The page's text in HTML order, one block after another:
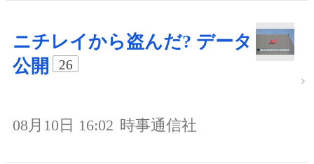
ニチレイから盗んだ? データ
公開
26
08月10日 16:02 時事通信社